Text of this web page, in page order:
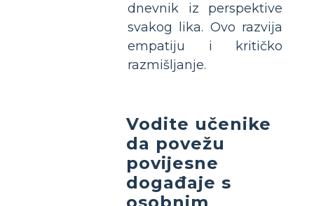
dnevnik iz perspektive
svakog lika. Ovo razvija
empatiju i kritičko
razmišljanje.
Vodite učenike
da povežu
povijesne
događaje s